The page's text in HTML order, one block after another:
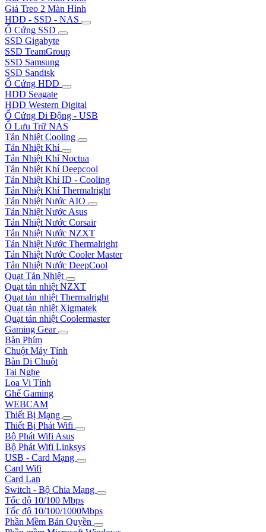
Giá Treo 2 Màn Hình
HDD - SSD - NAS
Ổ Cứng SSD
SSD Gigabyte
SSD TeamGroup
SSD Samsung
SSD Sandisk
Ổ Cứng HDD
HDD Seagate
HDD Western Digital
Ổ Cứng Di Động - USB
Ổ Lưu Trữ NAS
Tản Nhiệt Cooling
Tản Nhiệt Khí
Tản Nhiệt Khí Noctua
Tản Nhiệt Khí Deepcool
Tản Nhiệt Khí ID - Cooling
Tản Nhiệt Khí Thermalright
Tản Nhiệt Nước AIO
Tản Nhiệt Nước Asus
Tản Nhiệt Nước Corsair
Tản Nhiệt Nước NZXT
Tản Nhiệt Nước Thermalright
Tản Nhiệt Nước Cooler Master
Tản Nhiệt Nước DeepCool
Quạt Tản Nhiệt
Quạt tản nhiệt NZXT
Quạt tản nhiệt Thermalright
Quạt tản nhiệt Xigmatek
Quạt tản nhiệt Coolermaster
Gaming Gear
Bàn Phím
Chuột Máy Tính
Bàn Di Chuột
Tai Nghe
Loa Vi Tính
Ghế Gaming
WEBCAM
Thiết Bị Mạng
Thiết Bị Phát Wifi
Bộ Phát Wifi Asus
Bộ Phát Wifi Linksys
USB - Card Mạng
Card Wifi
Card Lan
Switch - Bộ Chia Mạng
Tốc độ 10/100 Mbps
Tốc độ 10/100/1000Mbps
Phần Mềm Bản Quyền